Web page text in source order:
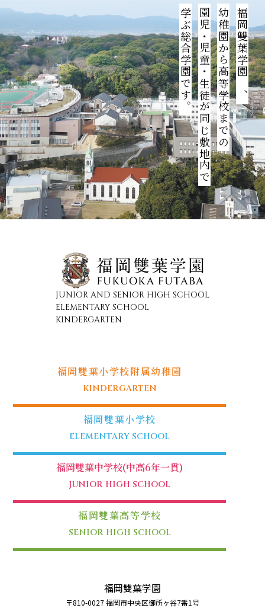
福岡雙葉学園は、
幼稚園から高等学校までの
園児・児童・生徒が同じ敷地内で
学ぶ総合学園です。
JUNIOR AND SENIOR HIGH SCHOOL
ELEMENTARY SCHOOL
KINDERGARTEN
福岡雙葉小学校附属幼稚園
KINDERGARTEN
福岡雙葉小学校
ELEMENTARY SCHOOL
福岡雙葉中学校(中高6年一貫)
JUNIOR HIGH SCHOOL
福岡雙葉高等学校
SENIOR HIGH SCHOOL
福岡雙葉学園
〒810-0027 福岡市中央区御所ヶ谷7番1号